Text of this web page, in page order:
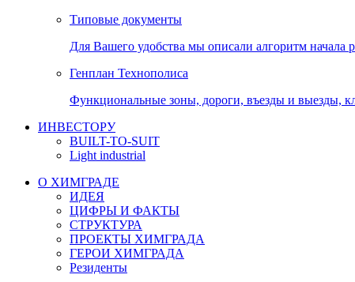
Типовые документы
Для Вашего удобства мы описали алгоритм начала
Генплан Технополиса
Функциональные зоны, дороги, въезды и выезды,
ИНВЕСТОРУ
BUILT-TO-SUIT
Light industrial
О ХИМГРАДЕ
ИДЕЯ
ЦИФРЫ И ФАКТЫ
СТРУКТУРА
ПРОЕКТЫ ХИМГРАДА
ГЕРОИ ХИМГРАДА
Резиденты